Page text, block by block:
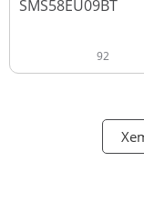
SMS58EU09BT
92